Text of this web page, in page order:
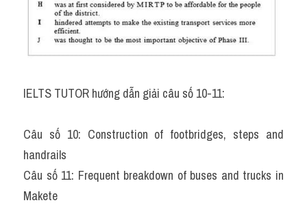
IELTS TUTOR hướng dẫn giải câu số 10-11:
Câu số 10: Construction of footbridges, steps and
handrails
Câu số 11: Frequent breakdown of buses and trucks in
Makete